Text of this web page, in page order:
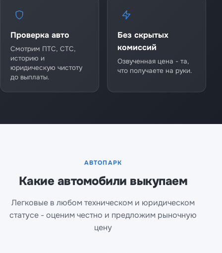
Проверка авто
Смотрим ПТС, СТС,
историю и
юридическую чистоту
до выплаты.
Без скрытых
комиссий
Озвученная цена - та,
что получаете на руки.
АВТОПАРК
Какие автомобили выкупаем
Легковые в любом техническом и юридическом
статусе - оценим честно и предложим рыночную
цену